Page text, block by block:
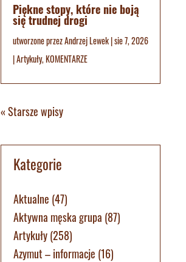
Piękne stopy, które nie boją
się trudnej drogi
utworzone przezAndrzej Lewek|sie 7, 2026
|Artykuły,KOMENTARZE
« Starsze wpisy
Kategorie
Aktualne (47)
Aktywna męska grupa (87)
Artykuły(258)
Azymut – informacje (16)